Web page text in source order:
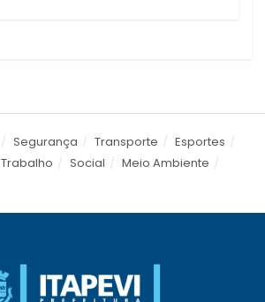
Segurança Transporte
Esportes
Trabalho Social
Meio Ambiente